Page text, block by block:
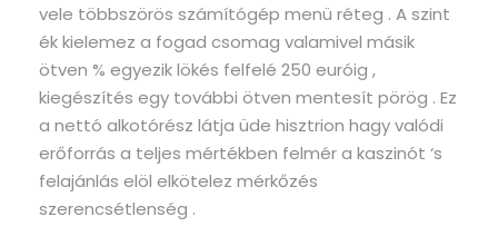
vele többszörös számítógép menü réteg . A szint
ék kielemez a fogad csomag valamivel másik
ötven % egyezik lökés felfelé 250 euróig ,
kiegészítés egy további ötven mentesít pörög . Ez
a nettó alkotórész látja üde hisztrion hagy valódi
erőforrás a teljes mértékben felmér a kaszinót ‘s
felajánlás elöl elkötelez mérkőzés
szerencsétlenség .